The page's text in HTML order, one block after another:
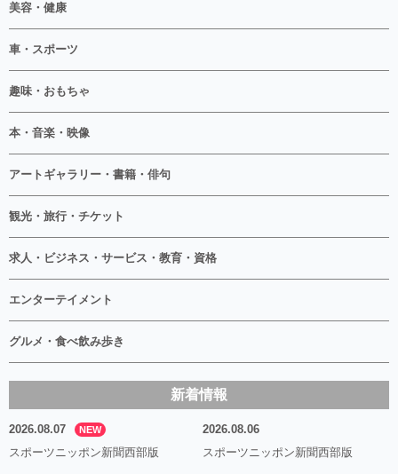
美容・健康
車・スポーツ
趣味・おもちゃ
本・音楽・映像
アートギャラリー・書籍・俳句
観光・旅行・チケット
求人・ビジネス・サービス・教育・資格
エンターテイメント
グルメ・食べ飲み歩き
新着情報
2026.08.07 NEW
スポーツニッポン新聞西部版
2026.08.06
スポーツニッポン新聞西部版